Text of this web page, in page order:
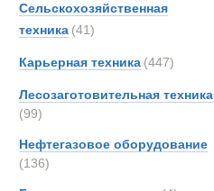
Сельскохозяйственная
техника (41)
Карьерная техника (447)
Лесозаготовительная техника
(99)
Нефтегазовое оборудование
(136)